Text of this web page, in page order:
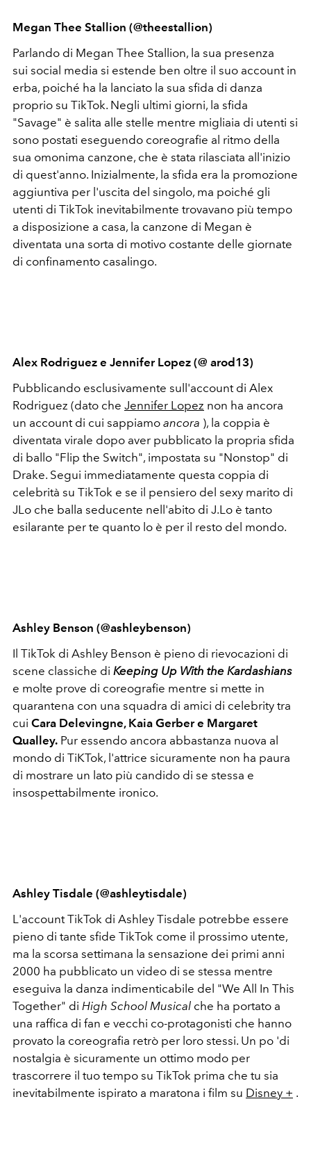
Megan Thee Stallion (@theestallion)
Parlando di Megan Thee Stallion, la sua presenza
sui social media si estende ben oltre il suo account in
erba, poiché ha la lanciato la sua sfida di danza
proprio su TikTok. Negli ultimi giorni, la sfida
"Savage" è salita alle stelle mentre migliaia di utenti si
sono postati eseguendo coreografie al ritmo della
sua omonima canzone, che è stata rilasciata all'inizio
di quest'anno. Inizialmente, la sfida era la promozione
aggiuntiva per l'uscita del singolo, ma poiché gli
utenti di TikTok inevitabilmente trovavano più tempo
a disposizione a casa, la canzone di Megan è
diventata una sorta di motivo costante delle giornate
di confinamento casalingo.
Alex Rodriguez e Jennifer Lopez (@ arod13)
Pubblicando esclusivamente sull'account di Alex
Rodriguez (dato che Jennifer Lopez non ha ancora
un account di cui sappiamo ancora ), la coppia è
diventata virale dopo aver pubblicato la propria sfida
di ballo "Flip the Switch", impostata su "Nonstop" di
Drake. Segui immediatamente questa coppia di
celebrità su TikTok e se il pensiero del sexy marito di
JLo che balla seducente nell'abito di J.Lo è tanto
esilarante per te quanto lo è per il resto del mondo.
Ashley Benson (@ashleybenson)
Il TikTok di Ashley Benson è pieno di rievocazioni di
scene classiche di Keeping Up With the Kardashians
e molte prove di coreografie mentre si mette in
quarantena con una squadra di amici di celebrity tra
cui Cara Delevingne, Kaia Gerber e Margaret
Qualley. Pur essendo ancora abbastanza nuova al
mondo di TiKTok, l'attrice sicuramente non ha paura
di mostrare un lato più candido di se stessa e
insospettabilmente ironico.
Ashley Tisdale (@ashleytisdale)
L'account TikTok di Ashley Tisdale potrebbe essere
pieno di tante sfide TikTok come il prossimo utente,
ma la scorsa settimana la sensazione dei primi anni
2000 ha pubblicato un video di se stessa mentre
eseguiva la danza indimenticabile del "We All In This
Together" di High School Musical che ha portato a
una raffica di fan e vecchi co-protagonisti che hanno
provato la coreografia retrò per loro stessi. Un po 'di
nostalgia è sicuramente un ottimo modo per
trascorrere il tuo tempo su TikTok prima che tu sia
inevitabilmente ispirato a maratona i film su Disney + .